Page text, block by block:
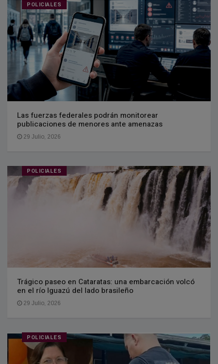
POLICIALES
Las fuerzas federales podrán monitorear
publicaciones de menores ante amenazas
29 Julio, 2026
POLICIALES
Trágico paseo en Cataratas: una embarcación volcó
en el río Iguazú del lado brasileño
29 Julio, 2026
POLICIALES